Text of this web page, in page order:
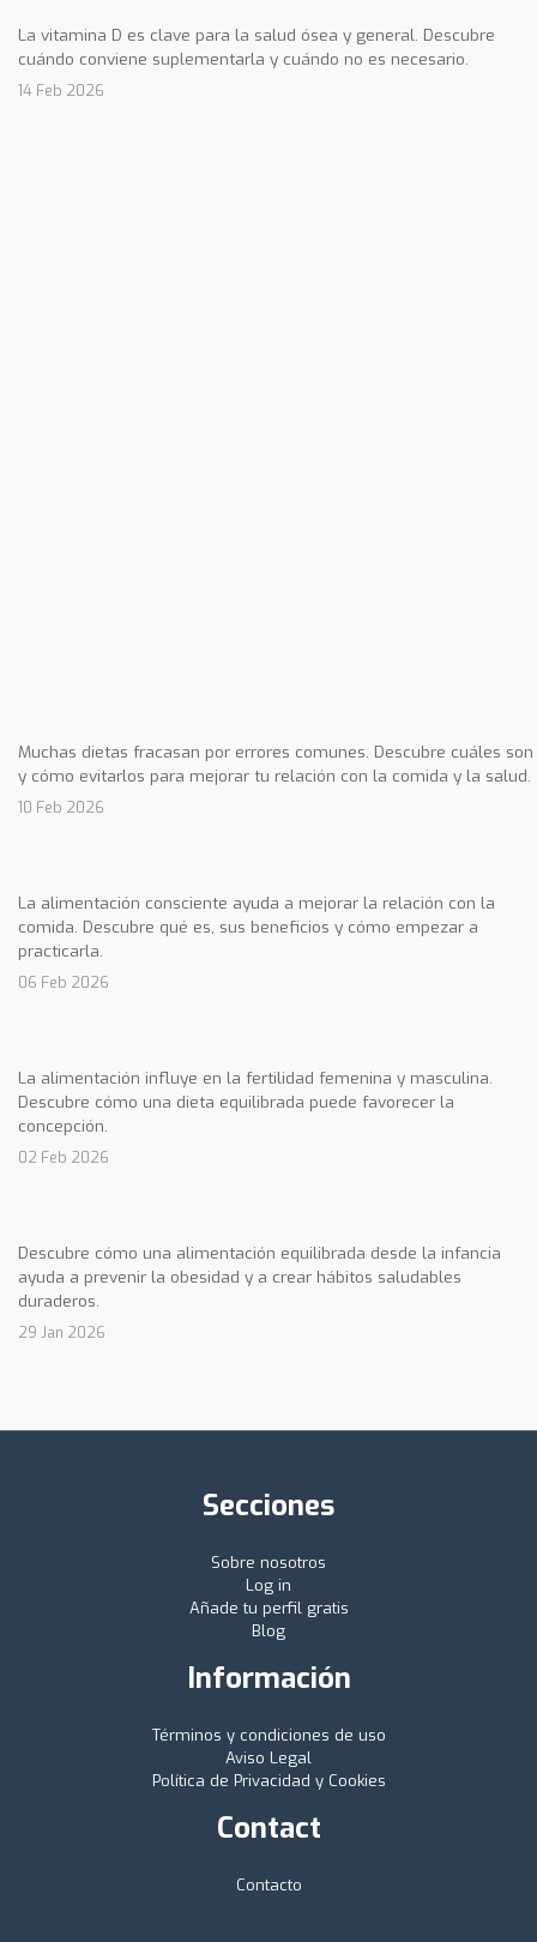
La vitamina D es clave para la salud ósea y general. Descubre
cuándo conviene suplementarla y cuándo no es necesario.
14 Feb 2026
Muchas dietas fracasan por errores comunes. Descubre cuáles son
y cómo evitarlos para mejorar tu relación con la comida y la salud.
10 Feb 2026
La alimentación consciente ayuda a mejorar la relación con la
comida. Descubre qué es, sus beneficios y cómo empezar a
practicarla.
06 Feb 2026
La alimentación influye en la fertilidad femenina y masculina.
Descubre cómo una dieta equilibrada puede favorecer la
concepción.
02 Feb 2026
Descubre cómo una alimentación equilibrada desde la infancia
ayuda a prevenir la obesidad y a crear hábitos saludables
duraderos.
29 Jan 2026
Secciones
Sobre nosotros
Log in
Añade tu perfil gratis
Blog
Información
Términos y condiciones de uso
Aviso Legal
Política de Privacidad y Cookies
Contact
Contacto